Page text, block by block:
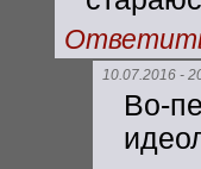
10.07.2016 -
Во-